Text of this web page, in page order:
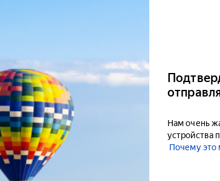
Нам очень
устройства
Почему это